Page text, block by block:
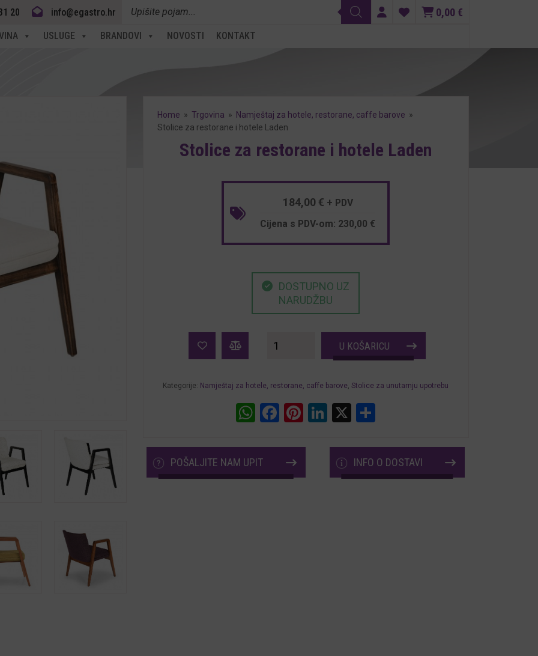
20 info@egastro.hr
search
0,00 €
USLUGE BRANDOVI NOVOSTI KONTAKT
Home » Trgovina » Namještaj za hotele, restorane, caffe barove »
Stolice za restorane i hotele Laden
Stolice za restorane i hotele Laden
184,00 € + PDV
Cijena s PDV-om: 230,00 €
DOSTUPNO UZ
NARUDŽBU
za
Laden
količina
U KOŠARICU
Kategorije: Namještaj za hotele, restorane, caffe barove, Stolice za unutarnju upotrebu
WhatsApp
Facebook
Pinterest
LinkedIn
X
POŠALJITE NAM UPIT INFO O DOSTAVI